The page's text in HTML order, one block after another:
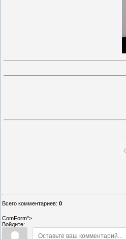
Всего комментариев: 0
ComForm">
Войдите: